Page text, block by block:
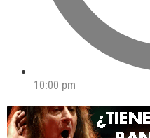
10:00 pm